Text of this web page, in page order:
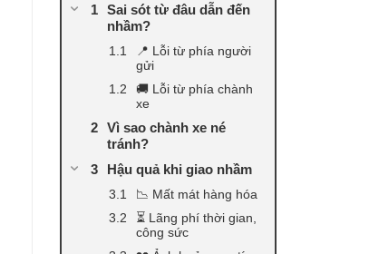
Sai sót từ đâu dẫn đến
nhầm?
📍 Lỗi từ phía người
gửi
🚚 Lỗi từ phía chành
xe
Vì sao chành xe né
tránh?
Hậu quả khi giao nhầm
📉 Mất mát hàng hóa
⏳ Lãng phí thời gian,
công sức